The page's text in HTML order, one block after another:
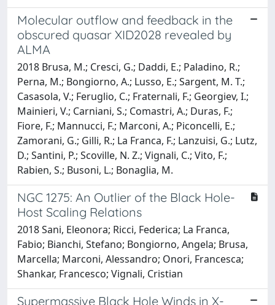
Molecular outflow and feedback in the
obscured quasar XID2028 revealed by
ALMA
2018 Brusa, M.; Cresci, G.; Daddi, E.; Paladino, R.;
Perna, M.; Bongiorno, A.; Lusso, E.; Sargent, M. T.;
Casasola, V.; Feruglio, C.; Fraternali, F.; Georgiev, I.;
Mainieri, V.; Carniani, S.; Comastri, A.; Duras, F.;
Fiore, F.; Mannucci, F.; Marconi, A.; Piconcelli, E.;
Zamorani, G.; Gilli, R.; La Franca, F.; Lanzuisi, G.; Lutz,
D.; Santini, P.; Scoville, N. Z.; Vignali, C.; Vito, F.;
Rabien, S.; Busoni, L.; Bonaglia, M.
NGC 1275: An Outlier of the Black Hole-
Host Scaling Relations
2018 Sani, Eleonora; Ricci, Federica; La Franca,
Fabio; Bianchi, Stefano; Bongiorno, Angela; Brusa,
Marcella; Marconi, Alessandro; Onori, Francesca;
Shankar, Francesco; Vignali, Cristian
Supermassive Black Hole Winds in X-